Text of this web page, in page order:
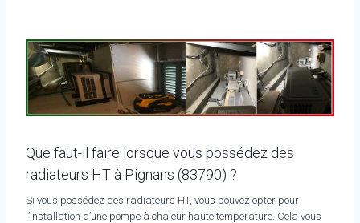
Que faut-il faire lorsque vous possédez des
radiateurs HT à Pignans (83790) ?
Si vous possédez des radiateurs HT, vous pouvez opter pour
l’installation d’une pompe à chaleur haute température. Cela vous